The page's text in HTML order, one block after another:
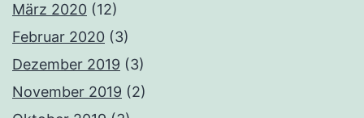
März 2020 (12)
Februar 2020 (3)
Dezember 2019 (3)
November 2019 (2)